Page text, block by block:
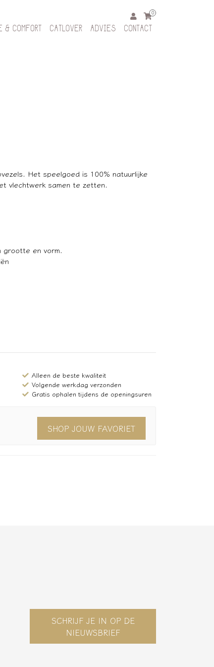
0
& COMFORT CATLOVER ADVIES CONTACT
Het speelgoed is 100% natuurlijke
vlechtwerk samen te zetten.
grootte en vorm.
Alleen de beste kwaliteit
Volgende werkdag verzonden
Gratis ophalen tijdens de openingsuren
SHOP JOUW FAVORIET
SCHRIJF JE IN OP DE
NIEUWSBRIEF